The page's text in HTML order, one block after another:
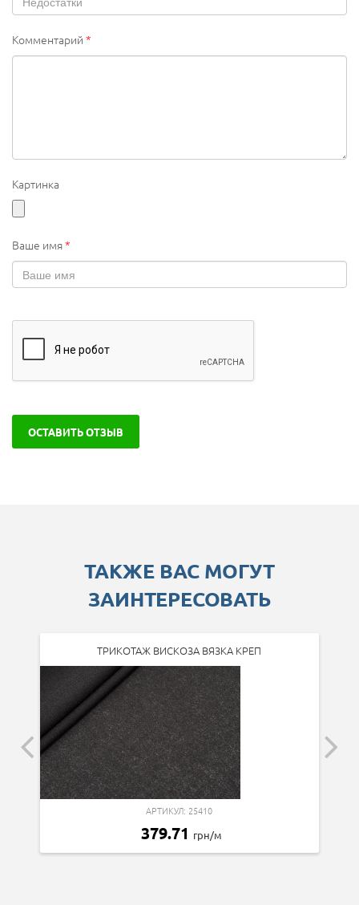
Комментарий *
Картинка
Ваше имя*
ОСТАВИТЬ ОТЗЫВ
ТАКЖЕ ВАС МОГУТ
ЗАИНТЕРЕСОВАТЬ
ТРИКОТАЖ ВИСКОЗА ВЯЗКА КРЕП
АРТИКУЛ: 25410
379.71 грн/м